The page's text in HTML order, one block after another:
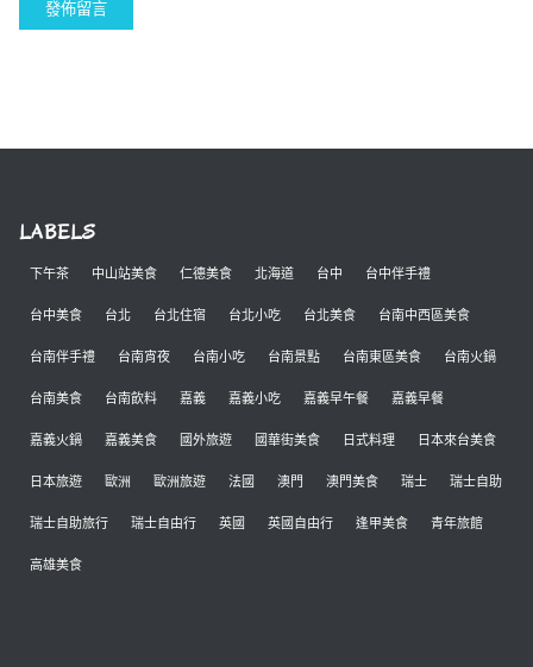
LABELS
下午茶 中山站美食 仁德美食 北海道 台中 台中伴手禮
台中美食 台北 台北住宿 台北小吃 台北美食 台南中西區美食
台南伴手禮 台南宵夜 台南小吃 台南景點 台南東區美食 台南火鍋
台南美食 台南飲料 嘉義 嘉義小吃 嘉義早午餐 嘉義早餐
嘉義火鍋 嘉義美食 國外旅遊 國華街美食 日式料理 日本來台美食
日本旅遊 歐洲 歐洲旅遊 法國 澳門 澳門美食 瑞士 瑞士自助
瑞士自助旅行 瑞士自由行 英國 英國自由行 逢甲美食 青年旅館
高雄美食